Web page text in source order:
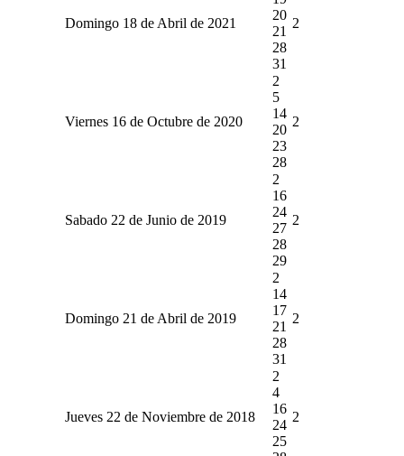
Domingo 18 de Abril de 2021
20
21
28
31
2
Viernes 16 de Octubre de 2020
2
5
14
20
23
28
2
Sabado 22 de Junio de 2019
2
16
24
27
28
29
2
Domingo 21 de Abril de 2019
2
14
17
21
28
31
2
Jueves 22 de Noviembre de 2018
2
4
16
24
25
2